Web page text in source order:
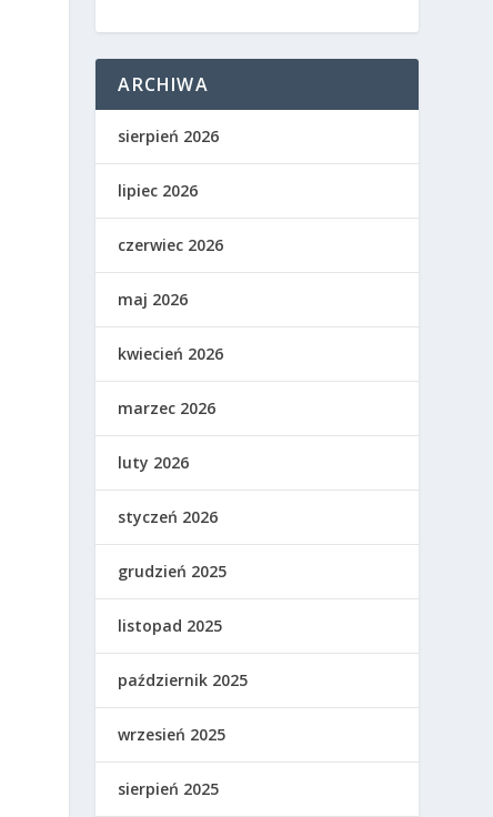
ARCHIWA
sierpień 2026
lipiec 2026
czerwiec 2026
maj 2026
kwiecień 2026
marzec 2026
luty 2026
styczeń 2026
grudzień 2025
listopad 2025
październik 2025
wrzesień 2025
sierpień 2025